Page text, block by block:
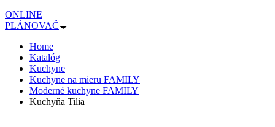
ONLINE
PLÁNOVAČ
Home
Katalóg
Kuchyne
Kuchyne na mieru FAMILY
Moderné kuchyne FAMILY
Kuchyňa Tilia